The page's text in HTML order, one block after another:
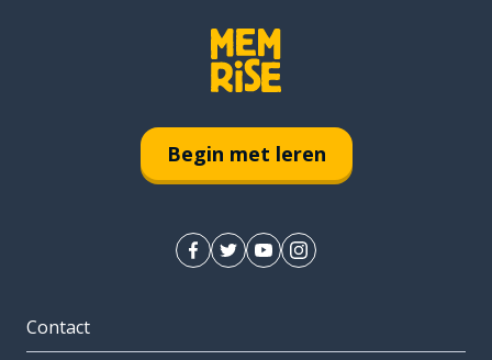
Begin met leren
Contact